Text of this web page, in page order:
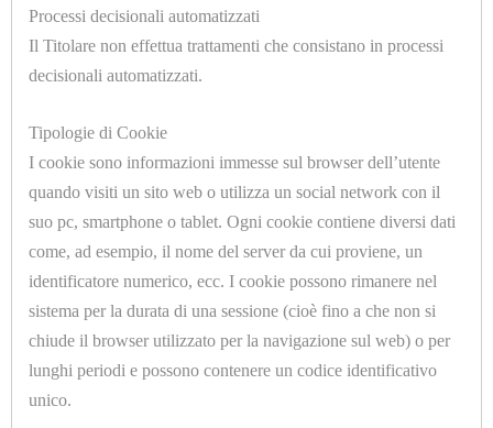
GRUPPI
TRATTAMENTO
ARIA
COMPONENT
PNEUMATICI
GUARNIZIONI
STIRO,
LAVASECCO
ACQUA
CONDENSATORE NYLON PM23 COMPLETO
U90FFMINI
CONTENITORE CARTUCCE ESAUSTE MINI
Processi decisionali automatizzati
Il Titolare non effettua trattamenti che consistano in processi
decisionali automatizzati.
Tipologie di Cookie
I cookie sono informazioni immesse sul browser dell’utente
quando visiti un sito web o utilizza un social network con il
suo pc, smartphone o tablet. Ogni cookie contiene diversi dati
come, ad esempio, il nome del server da cui proviene, un
identificatore numerico, ecc. I cookie possono rimanere nel
sistema per la durata di una sessione (cioè fino a che non si
chiude il browser utilizzato per la navigazione sul web) o per
lunghi periodi e possono contenere un codice identificativo
unico.